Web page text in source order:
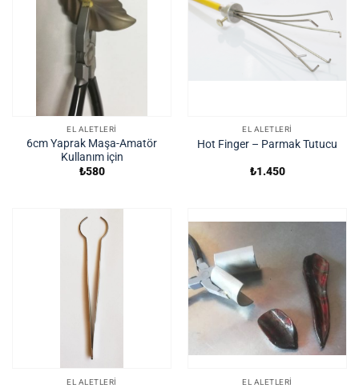
EL ALETLERI
6cm Yaprak Maşa-Amatör
Kullanım için
₺580
EL ALETLERI
Hot Finger – Parmak Tutucu
₺1.450
EL ALETLERI EL ALETLERI